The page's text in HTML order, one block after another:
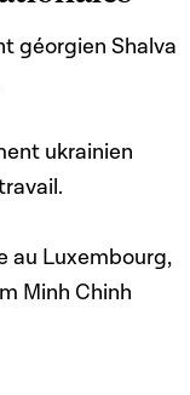
géorgien Shalva
ukrainien
au Luxembourg,
Minh Chinh